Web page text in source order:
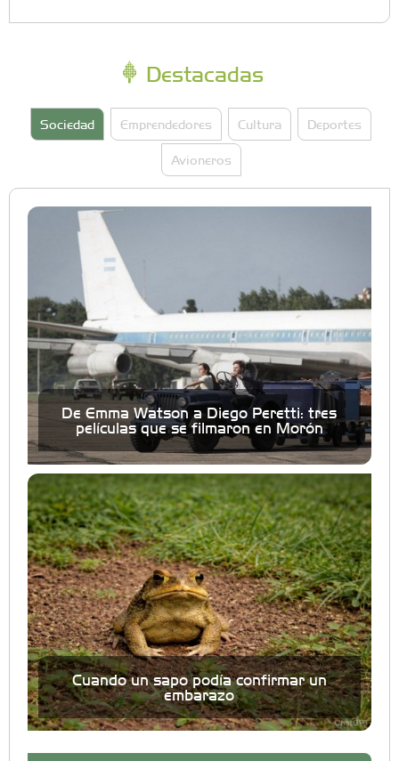
Destacadas
Sociedad Emprendedores Cultura Deportes
Avioneros
De Emma Watson a Diego Peretti: tres
películas que se filmaron en Morón
Cuando un sapo podía confirmar un
embarazo